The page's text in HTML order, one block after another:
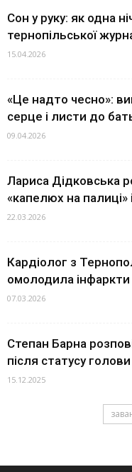
Сон у руку: як одна
тернопільської
15.04.2026
«Це надто чесно»:
серце і листи до
09.04.2026
Лариса Дідковська
«капелюх на палиці»
22.03.2026
Кардіолог з
омолодила інфаркти
07.03.2026
Степан Барна
після статусу
15.12.2025